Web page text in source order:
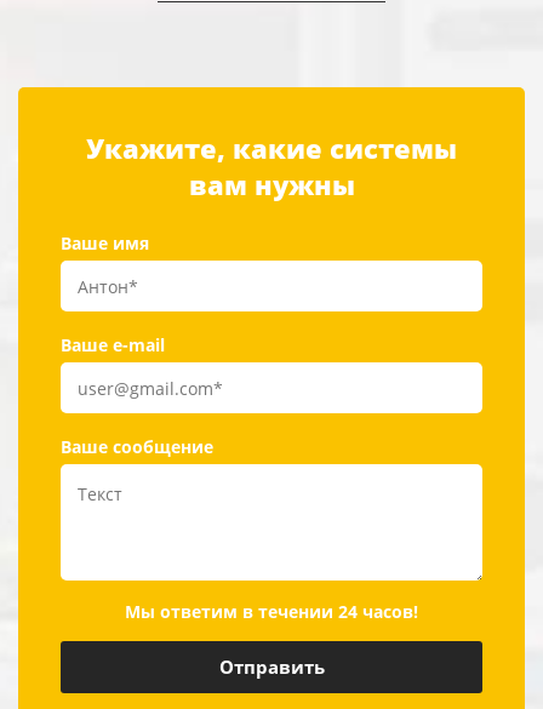
Укажите, какие системы
вам нужны
Ваше имя
Ваше e-mail
Ваше сообщение
Мы ответим в течении 24 часов!